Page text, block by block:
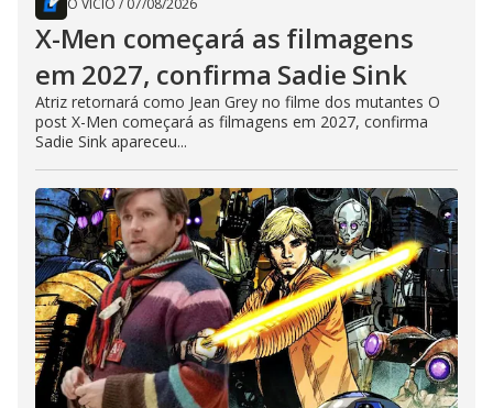
O VÍCIO / 07/08/2026
X-Men começará as filmagens
em 2027, confirma Sadie Sink
Atriz retornará como Jean Grey no filme dos mutantes O
post X-Men começará as filmagens em 2027, confirma
Sadie Sink apareceu...